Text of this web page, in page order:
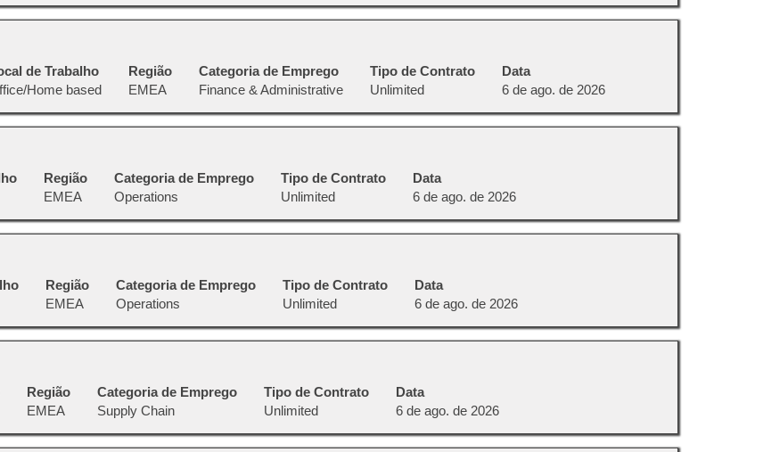
de Trabalho
Home based
Região
EMEA
Categoria de Emprego
Finance & Administrative
Tipo de Contrato
Unlimited
Data
6 de ago. de 2026
Região
EMEA
Categoria de Emprego
Operations
Tipo de Contrato
Unlimited
Data
6 de ago. de 2026
Região
EMEA
Categoria de Emprego
Operations
Tipo de Contrato
Unlimited
Data
6 de ago. de 2026
Região
EMEA
Categoria de Emprego
Supply Chain
Tipo de Contrato
Unlimited
Data
6 de ago. de 2026